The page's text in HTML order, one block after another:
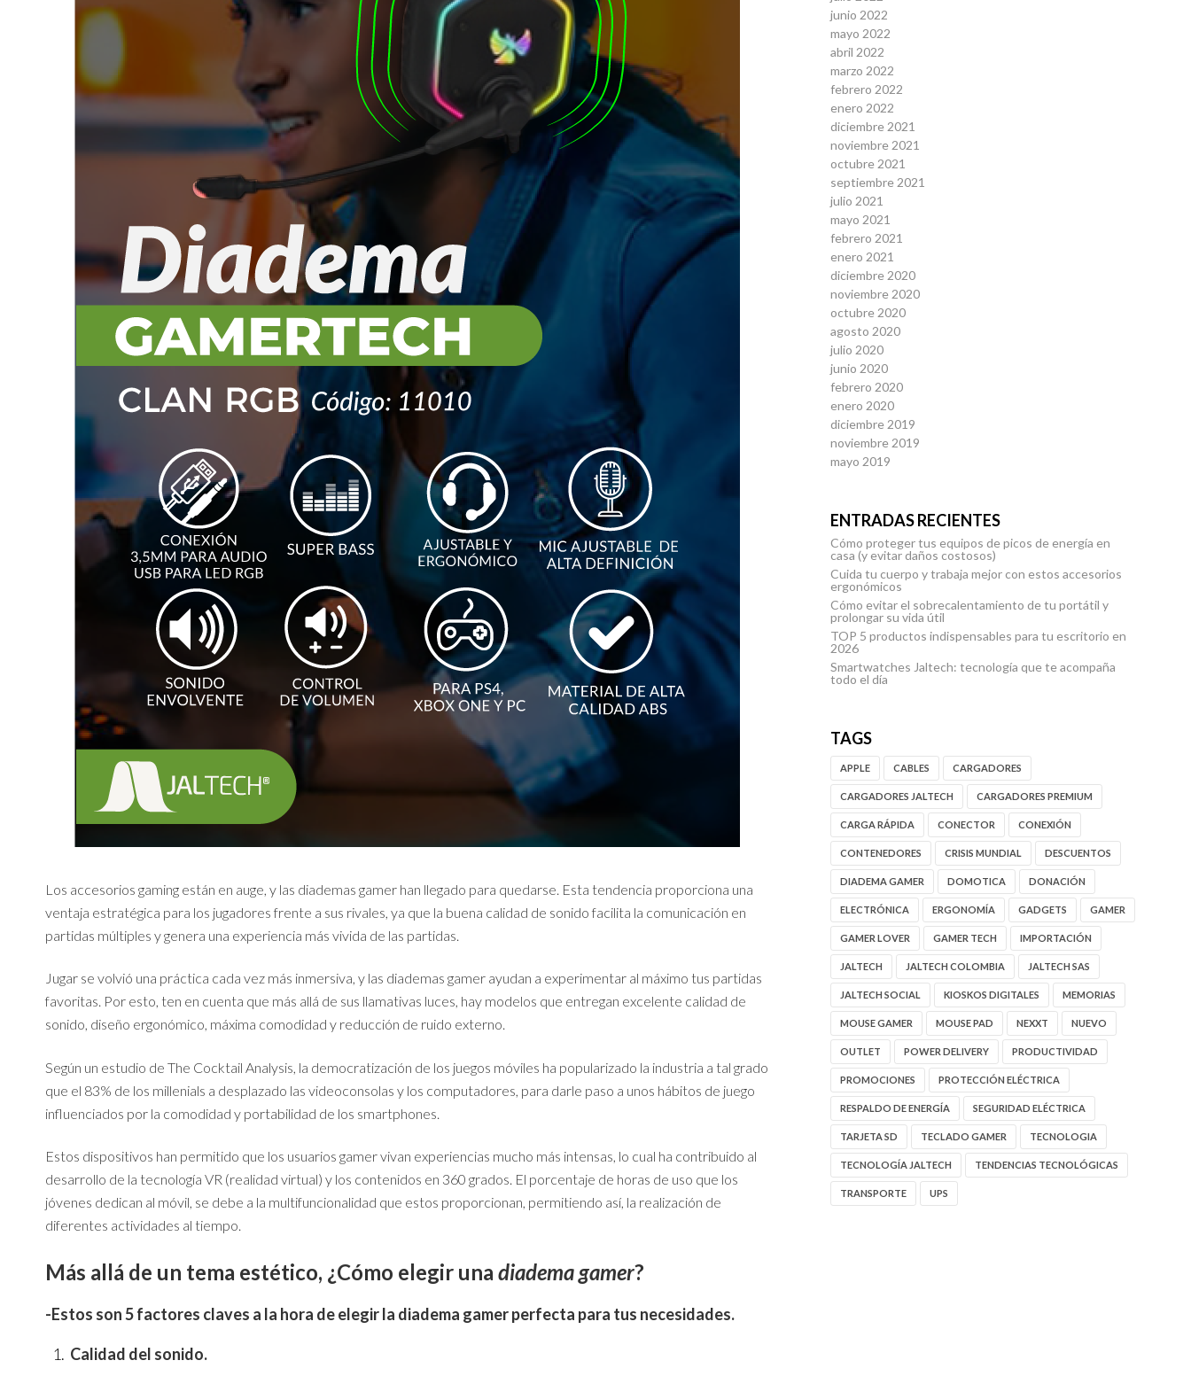
Los accesorios gaming están en auge, y las diademas gamer han llegado para quedarse. Esta tendencia proporciona una
ventaja estratégica para los jugadores frente a sus rivales, ya que la buena calidad de sonido facilita la comunicación en
partidas múltiples y genera una experiencia más vivida de las partidas.
Jugar se volvió una práctica cada vez más inmersiva, y las diademas gamer ayudan a experimentar al máximo tus partidas
favoritas. Por esto, ten en cuenta que más allá de sus llamativas luces, hay modelos que entregan excelente calidad de
sonido, diseño ergonómico, máxima comodidad y reducción de ruido externo.
Según un estudio de The Cocktail Analysis, la democratización de los juegos móviles ha popularizado la industria a tal grado
que el 83% de los millenials a desplazado las videoconsolas y los computadores, para darle paso a unos hábitos de juego
influenciados por la comodidad y portabilidad de los smartphones.
Estos dispositivos han permitido que los usuarios gamer vivan experiencias mucho más intensas, lo cual ha contribuido al
desarrollo de la tecnología VR (realidad virtual) y los contenidos en 360 grados. El porcentaje de horas de uso que los
jóvenes dedican al móvil, se debe a la multifuncionalidad que estos proporcionan, permitiendo así, la realización de
diferentes actividades al tiempo.
Más allá de un tema estético, ¿Cómo elegir una diadema gamer?
-Estos son 5 factores claves a la hora de elegir la diadema gamer perfecta para tus necesidades.
Calidad del sonido.
junio 2022
mayo 2022
abril 2022
marzo 2022
febrero 2022
enero 2022
diciembre 2021
noviembre 2021
octubre 2021
septiembre 2021
julio 2021
mayo 2021
febrero 2021
enero 2021
diciembre 2020
noviembre 2020
octubre 2020
agosto 2020
julio 2020
junio 2020
febrero 2020
enero 2020
diciembre 2019
noviembre 2019
mayo 2019
ENTRADAS RECIENTES
Cómo proteger tus equipos de picos de energía en
casa (y evitar daños costosos)
Cuida tu cuerpo y trabaja mejor con estos accesorios
ergonómicos
Cómo evitar el sobrecalentamiento de tu portátil y
prolongar su vida útil
TOP 5 productos indispensables para tu escritorio en
2026
Smartwatches Jaltech: tecnología que te acompaña
todo el día
TAGS
APPLE CABLES CARGADORES
CARGADORES JALTECH CARGADORES PREMIUM
CARGA RÁPIDA CONECTOR CONEXIÓN
CONTENEDORES CRISIS MUNDIAL DESCUENTOS
DIADEMA GAMER DOMOTICA DONACIÓN
ELECTRÓNICA ERGONOMÍA GADGETS GAMER
GAMER LOVER GAMER TECH IMPORTACIÓN
JALTECH JALTECH COLOMBIA JALTECH SAS
JALTECH SOCIAL KIOSKOS DIGITALES MEMORIAS
MOUSE GAMER MOUSE PAD NEXXT NUEVO
OUTLET POWER DELIVERY PRODUCTIVIDAD
PROMOCIONES PROTECCIÓN ELÉCTRICA
RESPALDO DE ENERGÍA SEGURIDAD ELÉCTRICA
TARJETA SD TECLADO GAMER TECNOLOGIA
TECNOLOGÍA JALTECH TENDENCIAS TECNOLÓGICAS
TRANSPORTE UPS